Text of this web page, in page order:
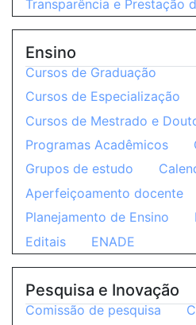
Transparência e Prestação
Ensino
Cursos de Graduação
Cursos de Especialização
Cursos de Mestrado e
Programas Acadêmicos
Grupos de estudo
Aperfeiçoamento docente
Planejamento de Ensino
Editais
ENADE
Pesquisa e Inovação
Comissão de pesquisa